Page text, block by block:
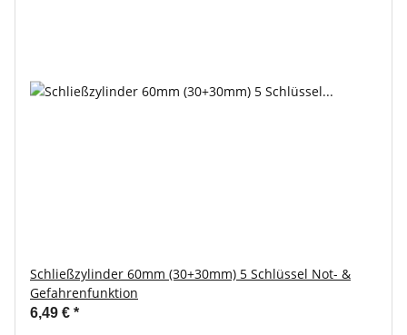
Schließzylinder 60mm (30+30mm) 5 Schlüssel Not- &
Gefahrenfunktion
6,49 € *